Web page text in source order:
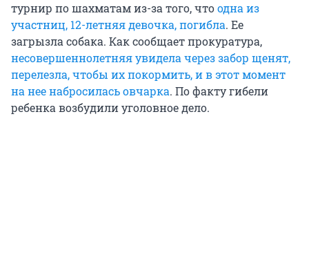
турнир по шахматам из-за того, чтоодна из
участниц, 12-летняя девочка, погибла. Ее
загрызла собака. Как сообщает прокуратура,
несовершеннолетняя увидела через забор щенят,
перелезла, чтобы их покормить, и в этот момент
на нее набросилась овчарка. По факту гибели
ребенка возбудили уголовное дело.